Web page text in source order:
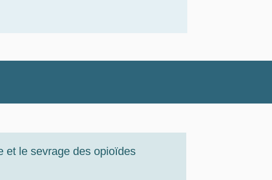
et le sevrage des opioïdes